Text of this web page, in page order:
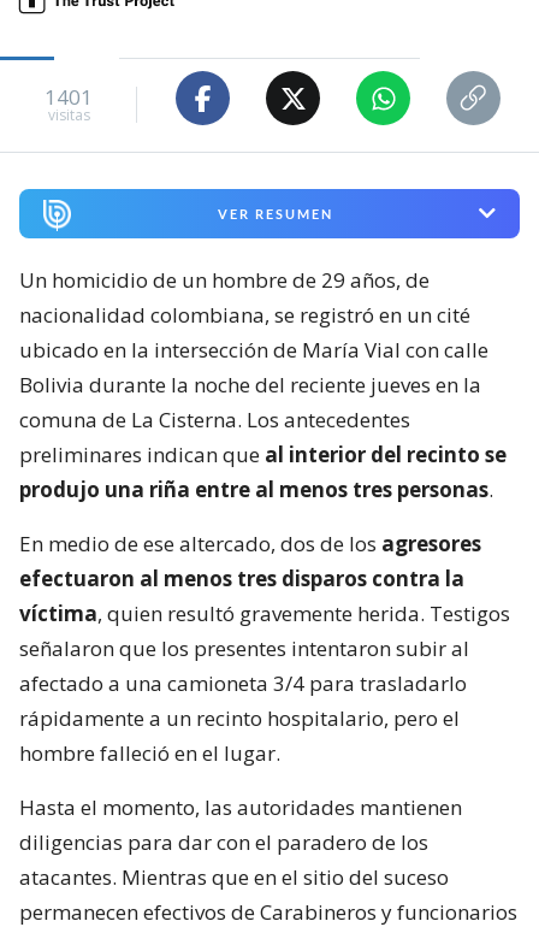
1401
visitas
VER RESUMEN
Un homicidio de un hombre de 29 años, de
nacionalidad colombiana, se registró en un cité
ubicado en la intersección de María Vial con calle
Bolivia durante la noche del reciente jueves en la
comuna de La Cisterna. Los antecedentes
preliminares indican que al interior del recinto se
produjo una riña entre al menos tres personas.
En medio de ese altercado, dos de los agresores
efectuaron al menos tres disparos contra la
víctima, quien resultó gravemente herida. Testigos
señalaron que los presentes intentaron subir al
afectado a una camioneta 3/4 para trasladarlo
rápidamente a un recinto hospitalario, pero el
hombre falleció en el lugar.
Hasta el momento, las autoridades mantienen
diligencias para dar con el paradero de los
atacantes. Mientras que en el sitio del suceso
permanecen efectivos de Carabineros y funcionarios